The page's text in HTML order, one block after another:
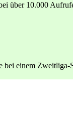
über 10.000
einem Zweitliga-